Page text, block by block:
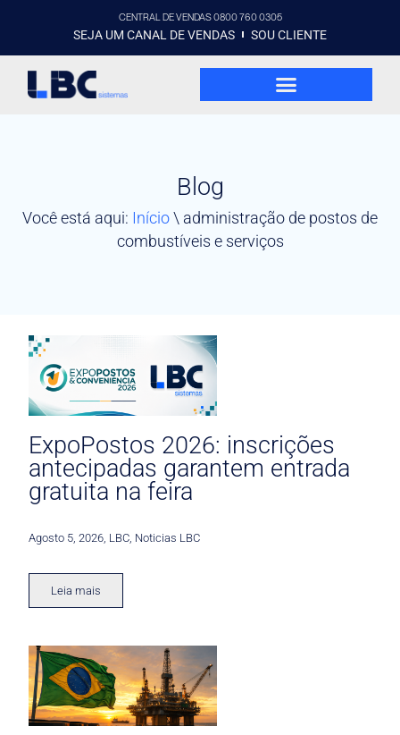
CENTRAL DE VENDAS 0800 760 0305
SEJA UM CANAL DE VENDAS SOU CLIENTE
Blog
Você está aqui: Início\ administração de postos de
combustíveis e serviços
ExpoPostos 2026: inscrições
antecipadas garantem entrada
gratuita na feira
Agosto 5, 2026 LBC Noticias LBC
Leia mais